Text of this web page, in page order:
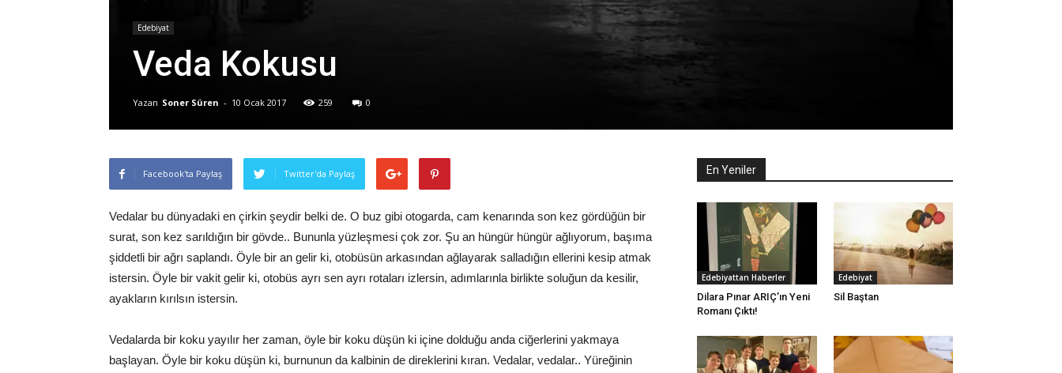
Edebiyat
Veda Kokusu
Yazan Soner Süren - 10 Ocak 2017 259 0
Facebook'ta Paylaş Twitter'da Paylaş
Vedalar bu dünyadaki en çirkin şeydir belki de. O buz gibi otogarda, cam kenarında son kez gördüğün bir
surat, son kez sarıldığın bir gövde.. Bununla yüzleşmesi çok zor. Şu an hüngür hüngür ağlıyorum, başıma
şiddetli bir ağrı saplandı. Öyle bir an gelir ki, otobüsün arkasından ağlayarak salladığın ellerini kesip atmak
istersin. Öyle bir vakit gelir ki, otobüs ayrı sen ayrı rotaları izlersin, adımlarınla birlikte soluğun da kesilir,
ayakların kırılsın istersin.
Vedalarda bir koku yayılır her zaman, öyle bir koku düşün ki içine dolduğu anda ciğerlerini yakmaya
başlayan. Öyle bir koku düşün ki, burnunun da kalbinin de direklerini kıran. Vedalar, vedalar.. Yüreğinin
En Yeniler
Edebiyattan Haberler
Dilara Pınar ARIÇ’ın Yeni
Romanı Çıktı!
Edebiyat
Sil Baştan